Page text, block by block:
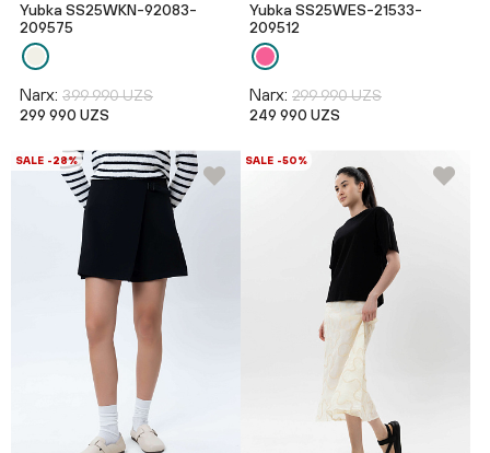
Yubka SS25WKN-92083-
209575
Narx: 399 990 UZS
299 990 UZS
Yubka SS25WES-21533-
209512
Narx: 299 990 UZS
249 990 UZS
SALE -28% SALE -50%